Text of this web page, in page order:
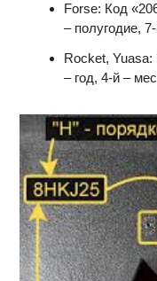
Forse: Код
– полугодие,
Rocket, Yuasa:
– год, 4-й –